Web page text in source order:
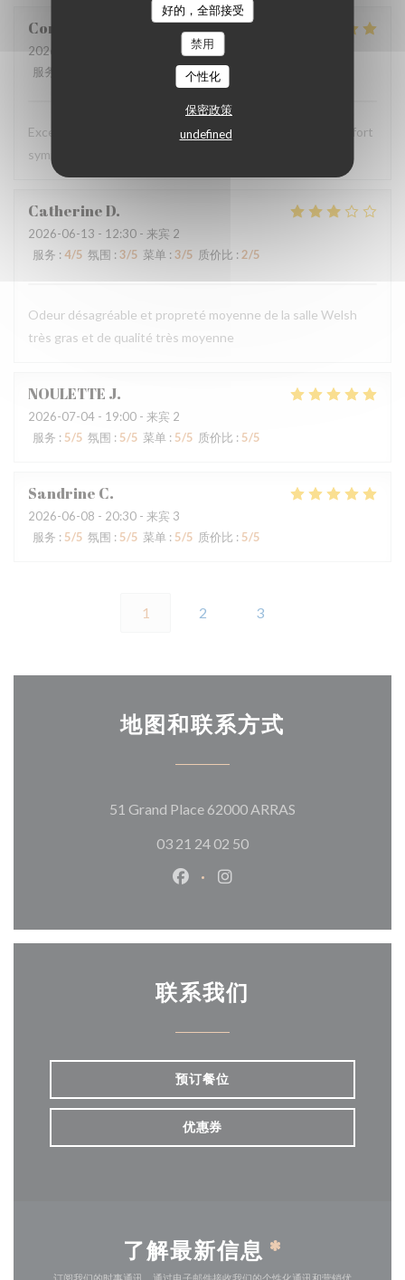
好的，全部接受
禁用
个性化
保密政策
undefined
Corentin
2026-07-18
服务
5 /5 质价比
Excellent comme d’habitude, personnels très agréable et fort
sympathiques
CatherineD
2026-06-13 - 12:30 - 来宾 2
服务 : 4/5 氛围 : 3/5 菜单 : 3/5 质价比 : 2/5
Odeur désagréable et propreté moyenne de la salle Welsh
très gras et de qualité très moyenne
NOULETTE J
2026-07-04 - 19:00 - 来宾 2
服务 : 5/5 氛围 : 5/5 菜单 : 5/5 质价比 : 5/5
Sandrine C
2026-06-08 - 20:30 - 来宾 3
服务 : 5/5 氛围 : 5/5 菜单 : 5/5 质价比 : 5/5
1 2 3
地图和联系方式
51 Grand Place 62000 ARRAS
03 21 24 02 50
Facebook ((在新窗口中打开))
Instagram ((在新窗口中
联系我们
预订餐位
优惠券
了解最新信息 *